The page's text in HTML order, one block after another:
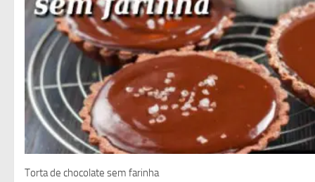
Torta de chocolate sem farinha